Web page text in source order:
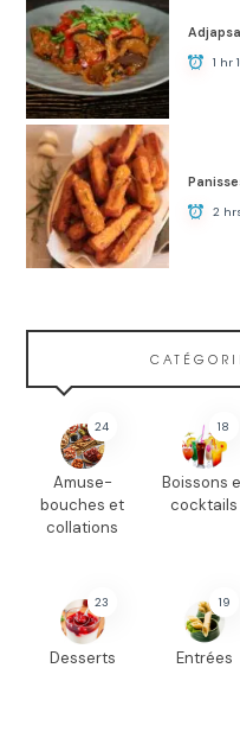
1 hr
2
24
Amuse-
bouches et
collations
18
Boissons
cocktails
23
Desserts
19
Entrées